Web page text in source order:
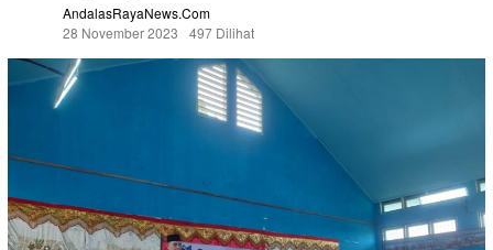
AndalasRayaNews.com
28 November 2023
497 Dilihat